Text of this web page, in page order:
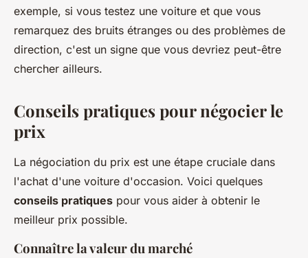
exemple, si vous testez une voiture et que vous
remarquez des bruits étranges ou des problèmes de
direction, c'est un signe que vous devriez peut-être
chercher ailleurs.
Conseils pratiques pour négocier le
prix
La négociation du prix est une étape cruciale dans
l'achat d'une voiture d'occasion. Voici quelques
conseils pratiques pour vous aider à obtenir le
meilleur prix possible.
Connaître la valeur du marché